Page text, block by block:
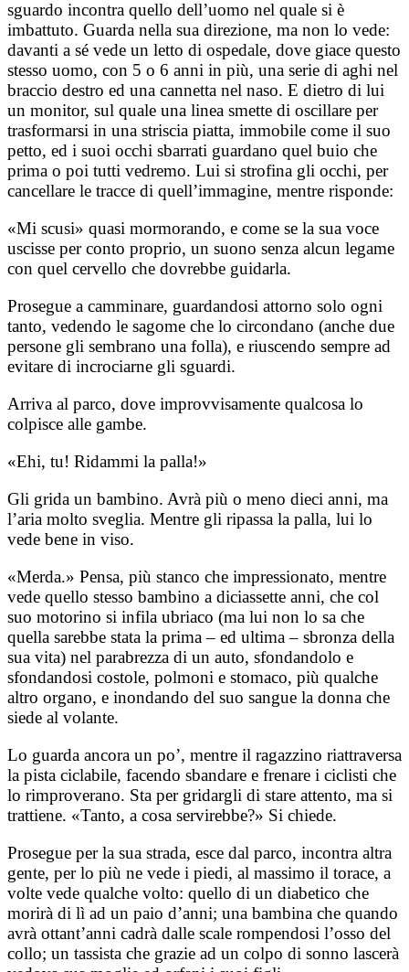
sguardo incontra quello dell’uomo nel quale si è
imbattuto. Guarda nella sua direzione, ma non lo vede:
davanti a sé vede un letto di ospedale, dove giace questo
stesso uomo, con 5 o 6 anni in più, una serie di aghi nel
braccio destro ed una cannetta nel naso. E dietro di lui
un monitor, sul quale una linea smette di oscillare per
trasformarsi in una striscia piatta, immobile come il suo
petto, ed i suoi occhi sbarrati guardano quel buio che
prima o poi tutti vedremo. Lui si strofina gli occhi, per
cancellare le tracce di quell’immagine, mentre risponde:
«Mi scusi» quasi mormorando, e come se la sua voce
uscisse per conto proprio, un suono senza alcun legame
con quel cervello che dovrebbe guidarla.
Prosegue a camminare, guardandosi attorno solo ogni
tanto, vedendo le sagome che lo circondano (anche due
persone gli sembrano una folla), e riuscendo sempre ad
evitare di incrociarne gli sguardi.
Arriva al parco, dove improvvisamente qualcosa lo
colpisce alle gambe.
«Ehi, tu! Ridammi la palla!»
Gli grida un bambino. Avrà più o meno dieci anni, ma
l’aria molto sveglia. Mentre gli ripassa la palla, lui lo
vede bene in viso.
«Merda.» Pensa, più stanco che impressionato, mentre
vede quello stesso bambino a diciassette anni, che col
suo motorino si infila ubriaco (ma lui non lo sa che
quella sarebbe stata la prima – ed ultima – sbronza della
sua vita) nel parabrezza di un auto, sfondandolo e
sfondandosi costole, polmoni e stomaco, più qualche
altro organo, e inondando del suo sangue la donna che
siede al volante.
Lo guarda ancora un po’, mentre il ragazzino riattraversa
la pista ciclabile, facendo sbandare e frenare i ciclisti che
lo rimproverano. Sta per gridargli di stare attento, ma si
trattiene. «Tanto, a cosa servirebbe?» Si chiede.
Prosegue per la sua strada, esce dal parco, incontra altra
gente, per lo più ne vede i piedi, al massimo il torace, a
volte vede qualche volto: quello di un diabetico che
morirà di lì ad un paio d’anni; una bambina che quando
avrà ottant’anni cadrà dalle scale rompendosi l’osso del
collo; un tassista che grazie ad un colpo di sonno lascerà